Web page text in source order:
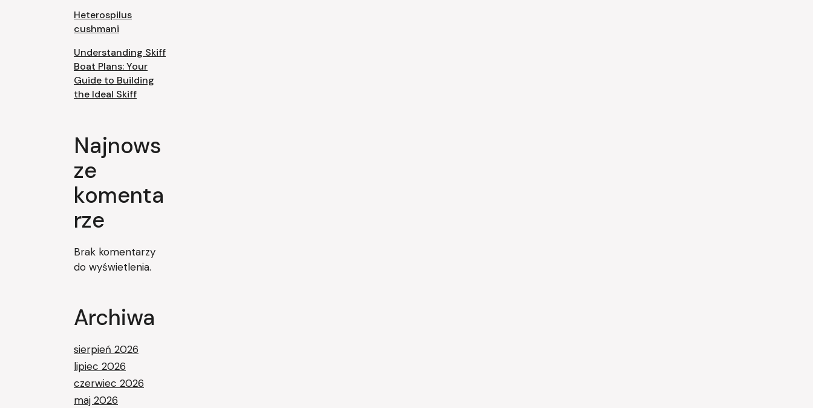
Heterospilus
cushmani
Understanding Skiff
Boat Plans: Your
Guide to Building
the Ideal Skiff
Najnows
ze
komenta
rze
Brak komentarzy
do wyświetlenia.
Archiwa
sierpień 2026
lipiec 2026
czerwiec 2026
maj 2026